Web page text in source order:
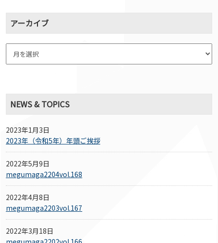
アーカイブ
NEWS & TOPICS
2023年1月3日
2023年（令和5年）年頭ご挨拶
2022年5月9日
megumaga2204vol.168
2022年4月8日
megumaga2203vol.167
2022年3月18日